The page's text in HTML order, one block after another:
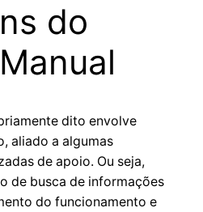
do
dito envolve
aliado a algumas
de apoio. Ou seja,
de busca de informações
do funcionamento e